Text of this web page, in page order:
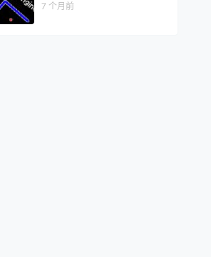
7 个月前